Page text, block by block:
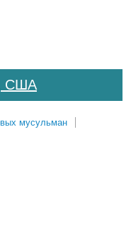
США
мусульман